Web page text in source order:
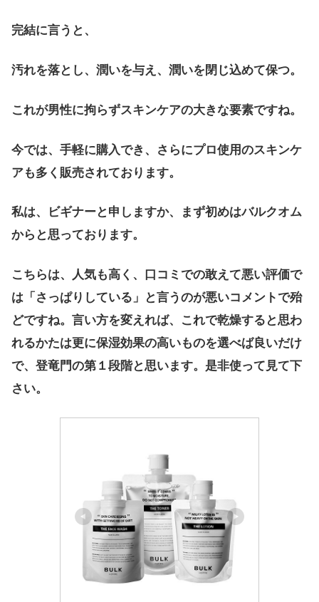
完結に言うと、
汚れを落とし、潤いを与え、潤いを閉じ込めて保つ。
これが男性に拘らずスキンケアの大きな要素ですね。
今では、手軽に購入でき、さらにプロ使用のスキンケ
アも多く販売されております。
私は、ビギナーと申しますか、まず初めはバルクオム
からと思っております。
こちらは、人気も高く、口コミでの敢えて悪い評価で
は「さっぱりしている」と言うのが悪いコメントで殆
どですね。言い方を変えれば、これで乾燥すると思わ
れるかたは更に保湿効果の高いものを選べば良いだけ
で、登竜門の第１段階と思います。是非使って見て下
さい。